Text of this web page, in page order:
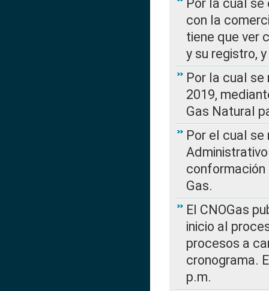
Por la cual
con la
tiene que ver
y su registro,
Por la cual
2019,
Gas Natural
Por el cual
conformación
Gas.
El CNOGas
inicio al
procesos a
cronograma.
p.m.